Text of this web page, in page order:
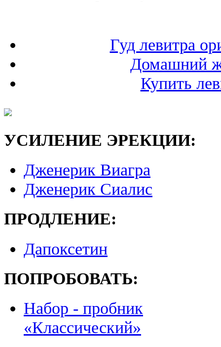
Гуд левитра
Домашний
Купить
УСИЛЕНИЕ ЭРЕКЦИИ:
Дженерик Виагра
Дженерик Сиалис
ПРОДЛЕНИЕ:
Дапоксетин
ПОПРОБОВАТЬ:
Набор - пробник
«Классический»